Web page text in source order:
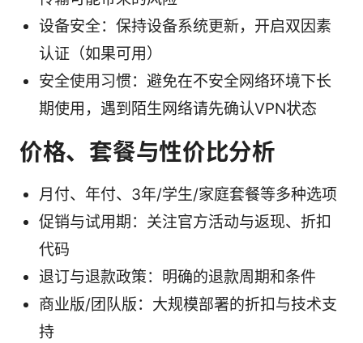
设备安全：保持设备系统更新，开启双因素
认证（如果可用）
安全使用习惯：避免在不安全网络环境下长
期使用，遇到陌生网络请先确认VPN状态
价格、套餐与性价比分析
月付、年付、3年/学生/家庭套餐等多种选项
促销与试用期：关注官方活动与返现、折扣
代码
退订与退款政策：明确的退款周期和条件
商业版/团队版：大规模部署的折扣与技术支
持